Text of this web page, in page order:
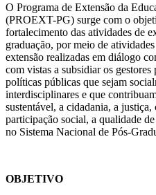
O Programa de Extensão da
(PROEXT-PG) surge com o
fortalecimento das atividades de
graduação, por meio de
extensão realizadas em diálogo
com vistas a subsidiar os
políticas públicas que sejam
interdisciplinares e que
sustentável, a cidadania, a
participação social, a qualidade
no Sistema Nacional de Pós-
OBJETIVO